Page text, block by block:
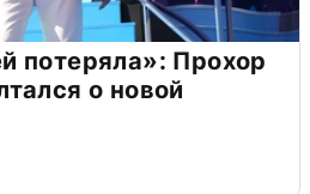
потеряла»: Прохор
о новой